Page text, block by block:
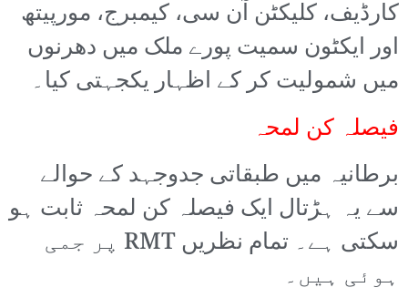
کارڈیف، کلیکٹن آن سی، کیمبرج، مورپیتھ
اور ایکٹون سمیت پورے ملک میں دھرنوں
میں شمولیت کر کے اظہار یکجہتی کیا۔
فیصلہ کن لمحہ
برطانیہ میں طبقاتی جدوجہد کے حوالے
سے یہ ہڑتال ایک فیصلہ کن لمحہ ثابت ہو
سکتی ہے۔ تمام نظریں RMT پر جمی
ہوئی ہیں۔